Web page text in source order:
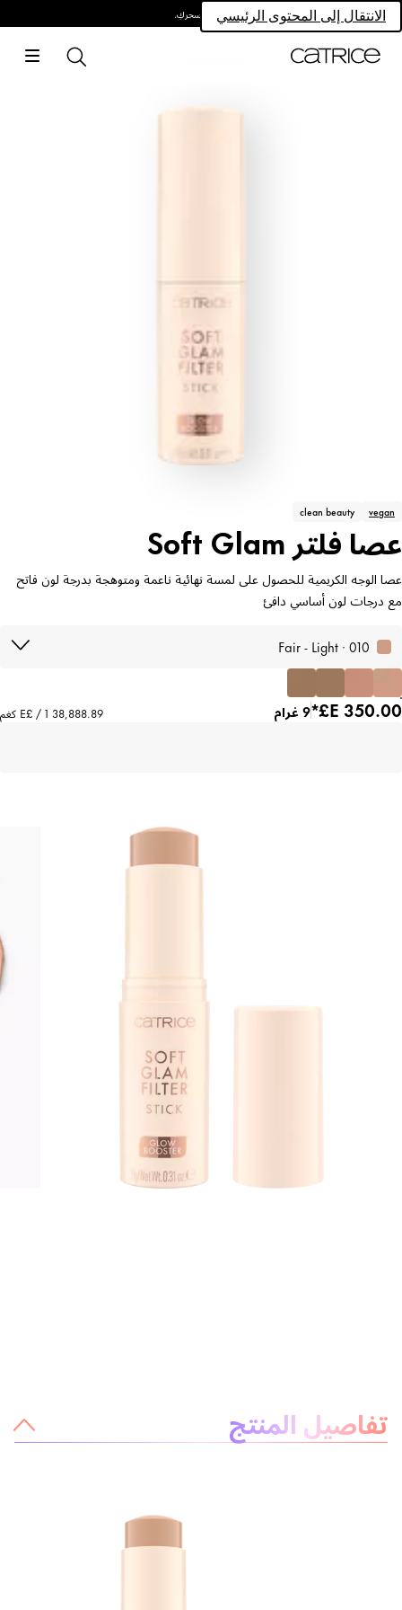
الانتقال إلى المحتوى الرئيسيامتلكي سحركِ.
vegan
clean beauty
عصا فلتر Soft Glam
عصا الوجه الكريمية للحصول على لمسة نهائية ناعمة ومتوهجة بدرجة لون فاتح
مع درجات لون أساسي دافئ
010 · Fair - Light
9 غرام
تفاصيل المنتج